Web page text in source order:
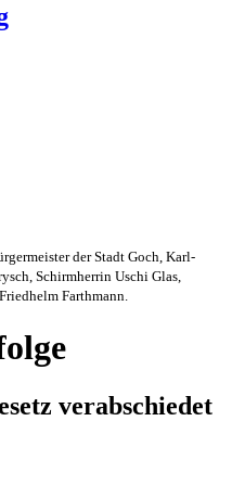
der Stadt Goch, Karl-
Schirmherrin Uschi Glas,
Farthmann.
verabschiedet